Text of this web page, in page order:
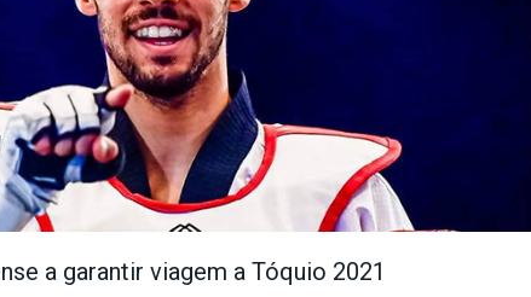
a garantir viagem a Tóquio 2021